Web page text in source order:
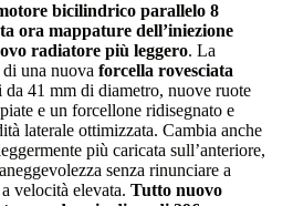
bicilindrico parallelo 8
ora mappature dell’iniezione
radiatore più leggero. La
una nuova forcella rovesciata
da 41 mm di diametro, nuove ruote
e un forcellone ridisegnato e
laterale ottimizzata. Cambia anche
più caricata sull’anteriore,
senza rinunciare a
velocità elevata. Tutto nuovo